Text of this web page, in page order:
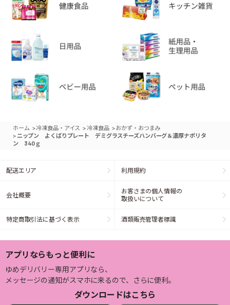
ホーム >冷凍食品・アイス > 冷凍食品 >おかず・おつまみ
> ニップン よくばりプレート デミグラスチーズハンバーグ＆濃厚ナポリタ
ン 340ｇ
配送エリア 利用規約
会社概要
お客さまの個人情報の
取扱いについて
特定商取引法に基づく表示 酒類販売管理者標識
アプリならもっと便利に
ゆめデリバリー専用アプリなら、
メッセージの通知がスマホに来るので、さらに便利。
ダウンロードはこちら